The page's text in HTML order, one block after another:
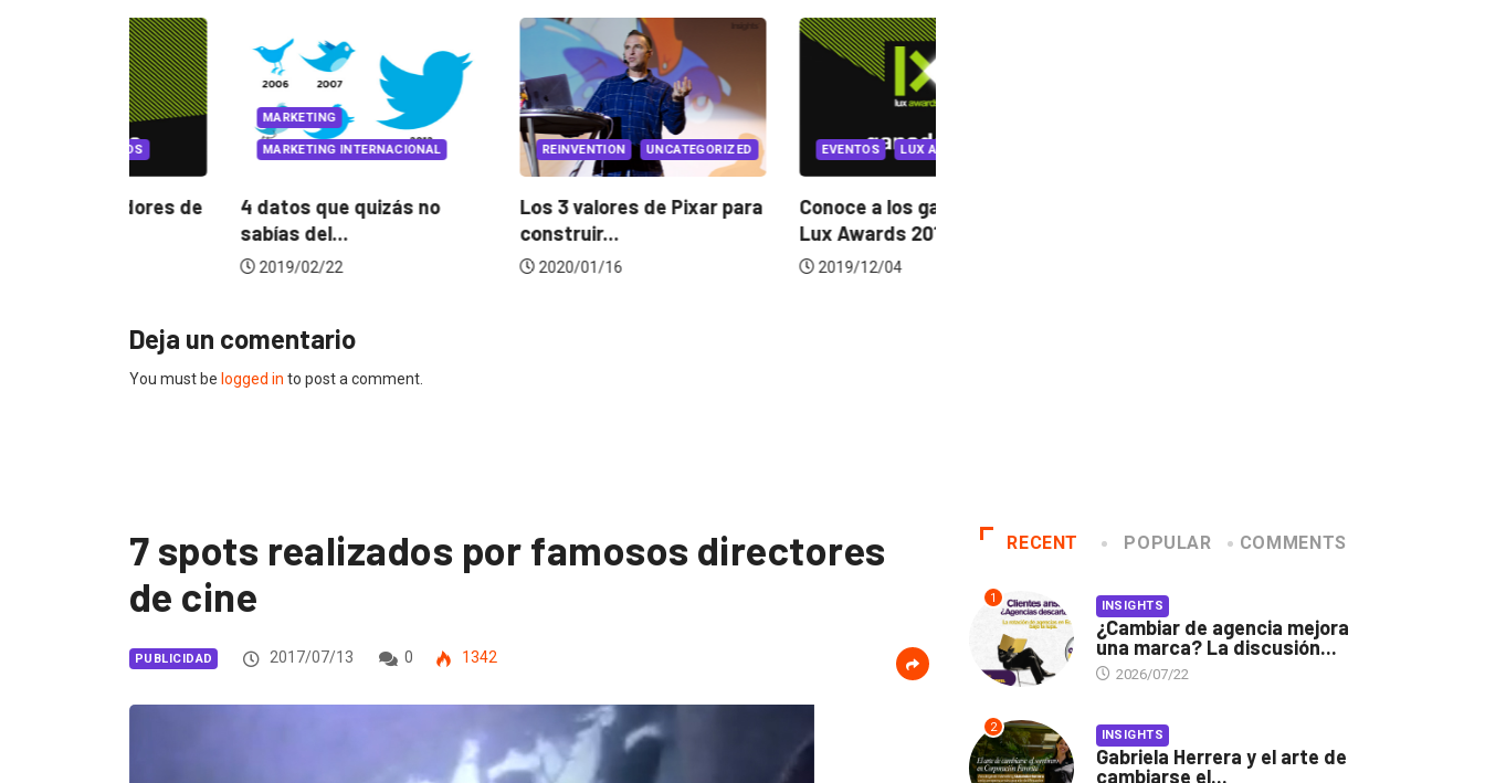
LUX AWARDS
Conoce a los ganadores de
Lux Awards 2019
MARKETING
MARKETING INTERNACIONAL
4 datos que quizás no
REINVENTION UNCATEGORIZED
Los 3 valores de Pixar para
Deja un comentario
You must be logged in to post a comment.
7 spots realizados por famosos directores
de cine
PUBLICIDAD 2017/07/13 0 1342
RECENT POPULAR COMMENTS
1 INSIGHTS
¿Cambiar de agencia mejora
una marca? La discusión...
2026/07/22
2 INSIGHTS
Gabriela Herrera y el arte de
cambiarse el...